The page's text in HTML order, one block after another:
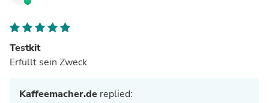
Testkit
Erfüllt sein Zweck
Kaffeemacher.de replied: